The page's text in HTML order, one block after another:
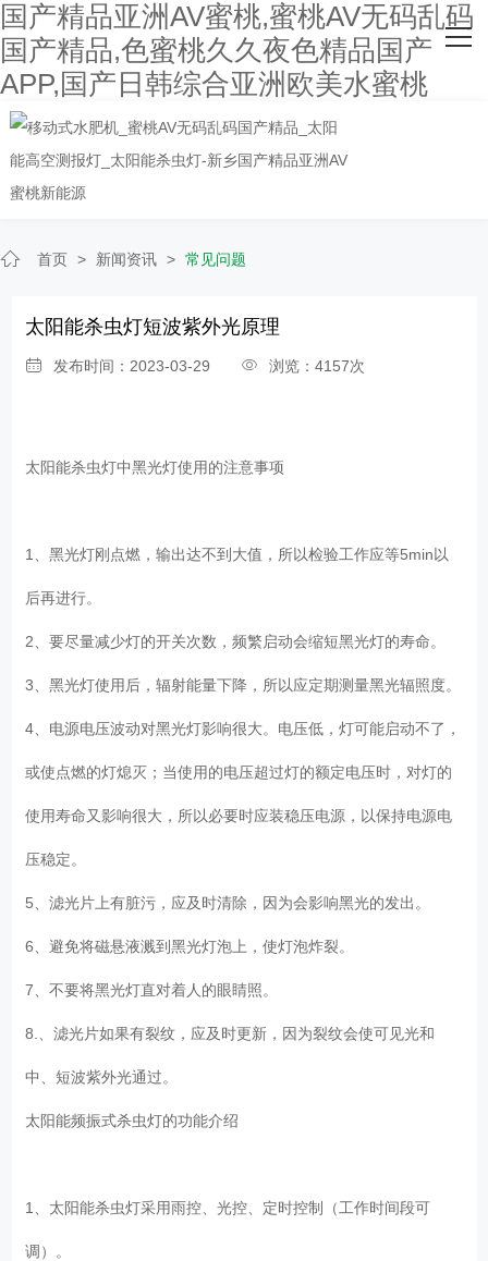
国产精品亚洲AV蜜桃,蜜桃AV无码乱码
国产精品,色蜜桃久久夜色精品国产
APP,国产日韩综合亚洲欧美水蜜桃
网站首页
关于国产精品亚洲AV蜜桃
主营产品
客户案例
人才招聘
联系国产精品亚洲AV蜜桃
首页 > 新闻资讯 > 常见问题
太阳能杀虫灯短波紫外光原理
发布时间：2023-03-29 浏览：4157次
太阳能杀虫灯中黑光灯使用的注意事项
1、黑光灯刚点燃，输出达不到大值，所以检验工作应等5min以
后再进行。
2、要尽量减少灯的开关次数，频繁启动会缩短黑光灯的寿命。
3、黑光灯使用后，辐射能量下降，所以应定期测量黑光辐照度。
4、电源电压波动对黑光灯影响很大。电压低，灯可能启动不了，
或使点燃的灯熄灭；当使用的电压超过灯的额定电压时，对灯的
使用寿命又影响很大，所以必要时应装稳压电源，以保持电源电
压稳定。
5、滤光片上有脏污，应及时清除，因为会影响黑光的发出。
6、避免将磁悬液溅到黑光灯泡上，使灯泡炸裂。
7、不要将黑光灯直对着人的眼睛照。
8.、滤光片如果有裂纹，应及时更新，因为裂纹会使可见光和
中、短波紫外光通过。
太阳能频振式杀虫灯的功能介绍
1、太阳能杀虫灯采用雨控、光控、定时控制（工作时间段可
调）。